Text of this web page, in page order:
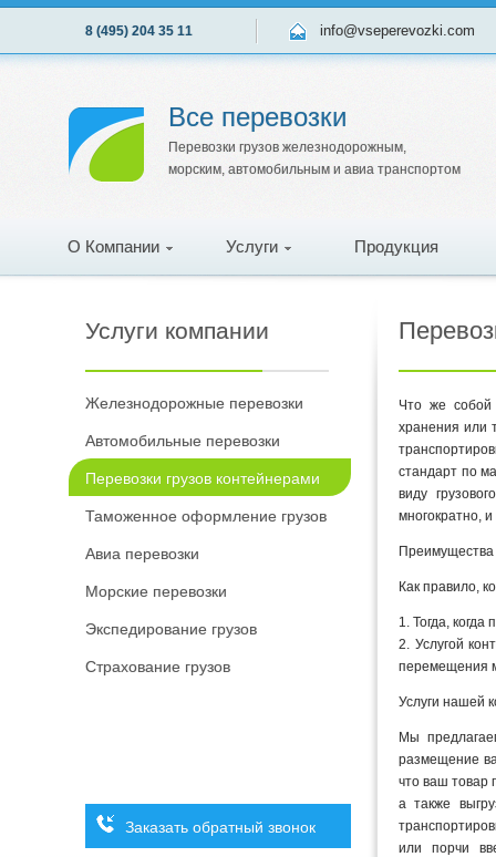
8 (495) 204 35 11 info@vseperevozki.com
Все перевозки
Перевозки грузов железнодорожным,
морским, автомобильным и авиа транспортом
О Компании Услуги Продукция
Услуги компании
Железнодорожные перевозки
Автомобильные перевозки
Перевозки грузов контейнерами
Таможенное оформление грузов
Авиа перевозки
Морские перевозки
Экспедирование грузов
Страхование грузов
Заказать обратный звонок
Что же собой
хранения или
стандарт по
виду
многократно,
Преимущества
Как правило,
1. Тогда,
2. Услугой
перемещения
Услуги нашей
Мы
размещение
что ваш товар
а также
или порчи